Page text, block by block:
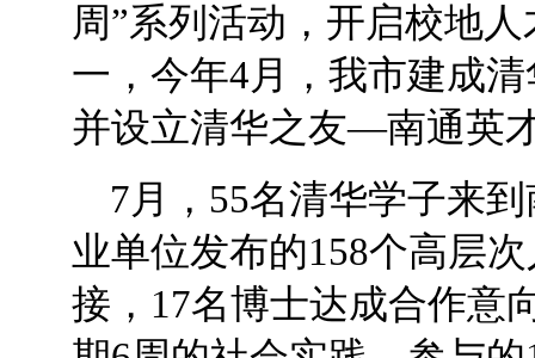
周”系列活动，开启校地
一，今年4月，我市建成
并设立清华之友—南通英
7月，55名清华学子来
业单位发布的158个高层
接，17名博士达成合作意